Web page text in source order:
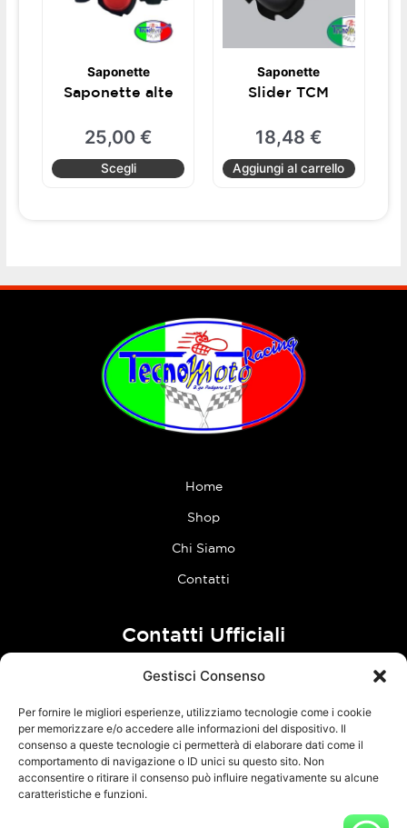
Gestisci Consenso
Per fornire le migliori esperienze, utilizziamo tecnologie come i cookie
per memorizzare e/o accedere alle informazioni del dispositivo. Il
consenso a queste tecnologie ci permetterà di elaborare dati come il
comportamento di navigazione o ID unici su questo sito. Non
acconsentire o ritirare il consenso può influire negativamente su alcune
caratteristiche e funzioni.
Saponette
Saponette alte
25,00 €
Scegli
Le
opzioni
essere
scelte
pagina
del
prodotto
Saponette
Slider TCM
18,48 €
Aggiungi al carrello
Home
Shop
Chi Siamo
Contatti
Contatti Ufficiali
Follow Us
F
I